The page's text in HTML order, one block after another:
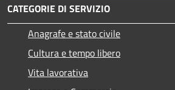
CATEGORIE DI SERVIZIO
Anagrafe e stato civile
Cultura e tempo libero
Vita lavorativa